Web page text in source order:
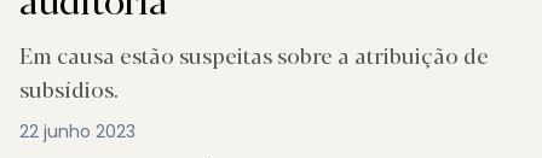
Em causa estão suspeitas sobre a atribuição de
subsídios.
22 junho 2023